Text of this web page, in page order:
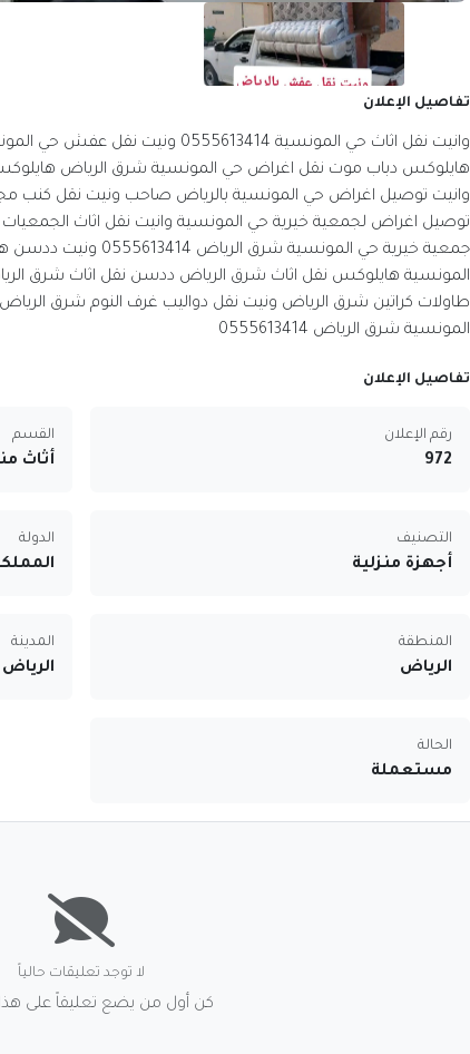
تفاصيل الإعلان
وانيت نقل اثاث حي المونسية
هايلوكس دباب موت نقل اغراض حي المونسية شرق الرياض
وانيت توصيل اغراض حي المونسية بالرياض صاحب ونيت نقل كنب
توصيل اغراض لجمعية خيرية حي المونسية وانيت نقل اثاث الجمعيات
جمعية خيرية حي المونسية
المونسية هايلوكس نقل اثاث شرق الرياض ددسن نقل اثاث شرق
طاولات كراتين شرق الرياض ونيت نقل دواليب غرف النوم شرق
المونسية شرق الرياض 0555613414
تفاصيل الإعلان
رقم الإعلان
972
القسم
أثاث
التصنيف
أجهزة منزلية
الدولة
المنطقة
الرياض
المدينة
الرياض
الحالة
مستعملة
لا توجد تعليقات حالياً
كن أول من يضع تعليقاً على هذا